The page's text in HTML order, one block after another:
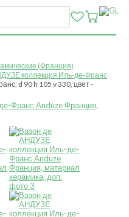
(Франция)
коллекция Иль-де-Франс
d 90 h 105 v 330, цвет -